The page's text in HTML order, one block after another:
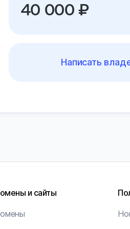
40 000 ₽
Написать
и сайты